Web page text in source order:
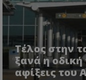
Τέλος στην
ξανά η
αφίξεις του